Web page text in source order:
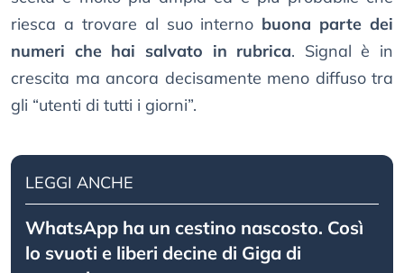
riesca a trovare al suo interno buona parte dei
numeri che hai salvato in rubrica. Signal è in
crescita ma ancora decisamente meno diffuso tra
gli “utenti di tutti i giorni”.
LEGGI ANCHE
WhatsApp ha un cestino nascosto. Così
lo svuoti e liberi decine di Giga di